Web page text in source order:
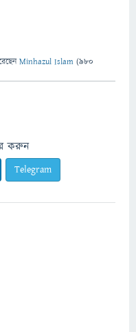
Minhazul Islam (980
করুন
Telegram